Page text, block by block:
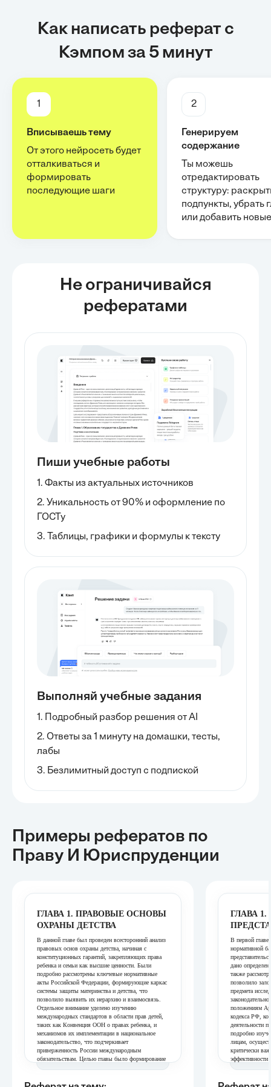
Как написать реферат с
Кэмпом за 5 минут
1
Вписываешь тему
От этого нейросеть будет
отталкиваться и
формировать
последующие шаги
2
Генерируем
содержание
Ты можешь
отредактировать
структуру:
подпункты, убрать
или добавить новые
Не ограничивайся
рефератами
Пиши учебные работы
1. Факты из актуальных источников
2. Уникальность от 90% и оформление по
ГОСТу
3. Таблицы, графики и формулы к тексту
Выполняй учебные задания
1. Подробный разбор решения от AI
2. Ответы за 1 минуту на домашки, тесты,
лабы
3. Безлимитный доступ с подпиской
Примеры рефератов по
Праву И Юриспруденции
ГЛАВА 1. ПРАВОВЫЕ ОСНОВЫ
ОХРАНЫ ДЕТСТВА
В данной главе был проведен всесторонний анализ
правовых основ охраны детства, начиная с
конституционных гарантий, закрепляющих права
ребенка и семьи как высшие ценности. Были
подробно рассмотрены ключевые нормативные
акты Российской Федерации, формирующие каркас
системы защиты материнства и детства, что
позволило выявить их иерархию и взаимосвязь.
Отдельное внимание уделено изучению
международных стандартов в области прав детей,
таких как Конвенция ООН о правах ребенка, и
механизмов их имплементации в национальное
законодательство, что подчеркивает
приверженность России международным
обязательствам. Целью главы было формирование
фундаментального понимания правового поля, на
материнства и детства.
ГЛАВА
В первой главе
нормативной
дано
также
позволило
предмета
положениям
кодекса РФ,
деятельности
подробно
лицам,
критически
эффективности
данной главы
изучения прав